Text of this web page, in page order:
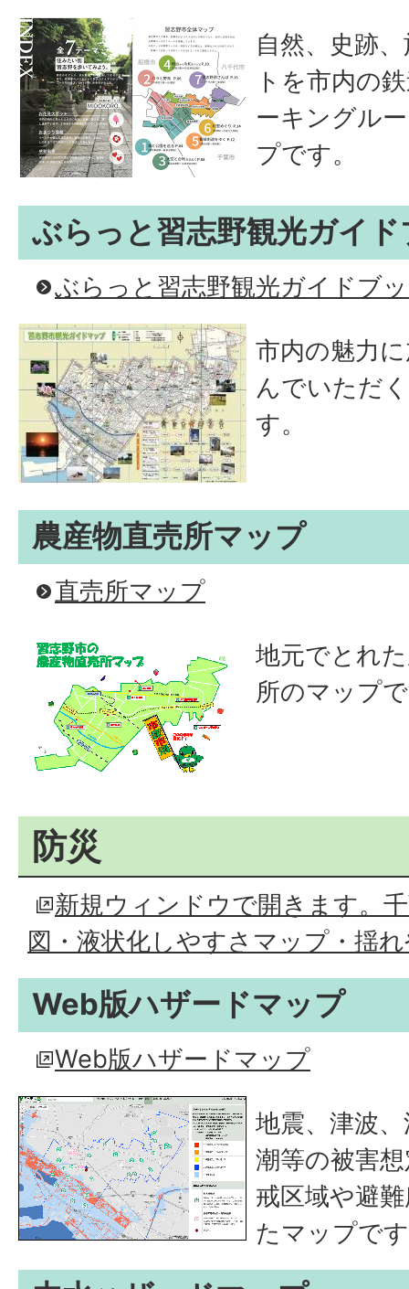
自然、史跡
トを市内の
ーキングル
プです。
ぶらっと習志野観光ガイ
ぶらっと習志野観光ガイドブ
市内の魅力
んでいただ
す。
農産物直売所マップ
直売所マップ
地元でとれ
所のマップ
防災
新規ウィンドウで開きます。
図・液状化しやすさマップ・揺
Web版ハザードマップ
Web版ハザードマップ
地震、津波
潮等の被害
戒区域や避
たマップで